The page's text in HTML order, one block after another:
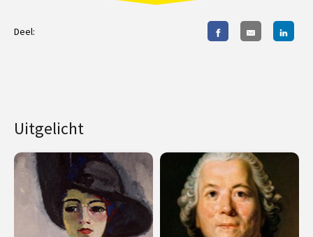
Deel:
Uitgelicht